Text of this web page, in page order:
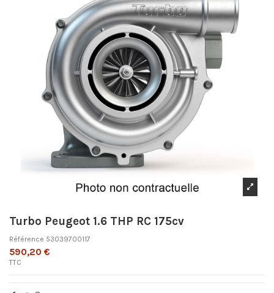
Turbo Peugeot 1.6 THP RC 175cv
Référence 53039700117
590,20 €
TTC